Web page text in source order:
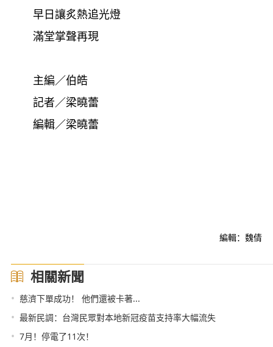
早日讓炙熱追光燈
滿堂掌聲再現
主編／伯皓
記者／梁曉蕾
編輯／梁曉蕾
編輯：魏倩
相關新聞
• 慈濟下單成功！ 他們還被卡著...
• 最新民調：台灣民眾對本地新冠疫苗支持率大幅流失
• 7月！停電了11次！